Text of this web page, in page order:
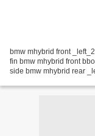
bmw mhybrid front
fin bmw mhybrid front
side bmw mhybrid rear